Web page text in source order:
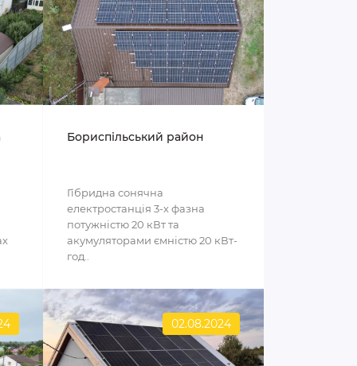
Бориспільський район
Гібридна сонячна
електростанція 3-х фазна
потужністю 20 кВт та
акумуляторами ємністю 20 кВт-
год..
02.08.2024